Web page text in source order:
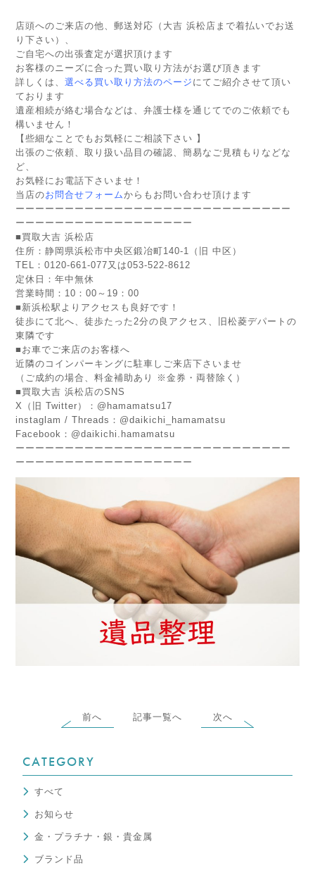
様が遺品を整理するにあたり、『そもそも価値が全くわからない』が
店頭へのご来店の他、郵送対応（大吉 浜松店まで着払いでお送
り下さい）、
ご自宅への出張査定が選択頂けます
お客様のニーズに合った買い取り方法がお選び頂きます
詳しくは、選べる買い取り方法のページ にてご紹介させて頂い
ております
遺産相続が絡む場合などは、弁護士様を通じてでのご依頼でも
構いません！
【些細なことでもお気軽にご相談下さい 】
出張のご依頼、取り扱い品目の確認、簡易なご見積もりなどな
ど、
お気軽にお電話下さいませ！
当店のお問合せフォームからもお問い合わせ頂けます
ーーーーーーーーーーーーーーーーーーーーーーーーーーーー
ーーーーーーーーーーーーーーーーーー
■買取大吉 浜松店
住所：静岡県浜松市中央区鍛冶町140-1（旧 中区）
TEL：0120-661-077又は053-522-8612
定休日：年中無休
営業時間：10：00～19：00
■新浜松駅よりアクセスも良好です！
徒歩にて北へ、徒歩たった2分の良アクセス、旧松菱デパートの
東隣です
■お車でご来店のお客様へ
近隣のコインパーキングに駐車しご来店下さいませ
（ご成約の場合、料金補助あり ※金券・両替除く）
■買取大吉 浜松店のSNS
X（旧 Twitter）： @hamamatsu17
instaglam / Threads：@daikichi_hamamatsu
Facebook：@daikichi.hamamatsu
ーーーーーーーーーーーーーーーーーーーーーーーーーーーー
ーーーーーーーーーーーーーーーーーー
前へ 記事一覧へ 次へ
CATEGORY
すべて
お知らせ
金・プラチナ・銀・貴金属
ブランド品